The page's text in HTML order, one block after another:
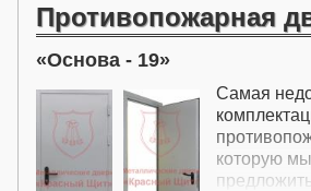
защиты в
кладовую
странице
замок
толщиной
хранятся
Противопожарная
Основа - 19
Самая
которую
предложить